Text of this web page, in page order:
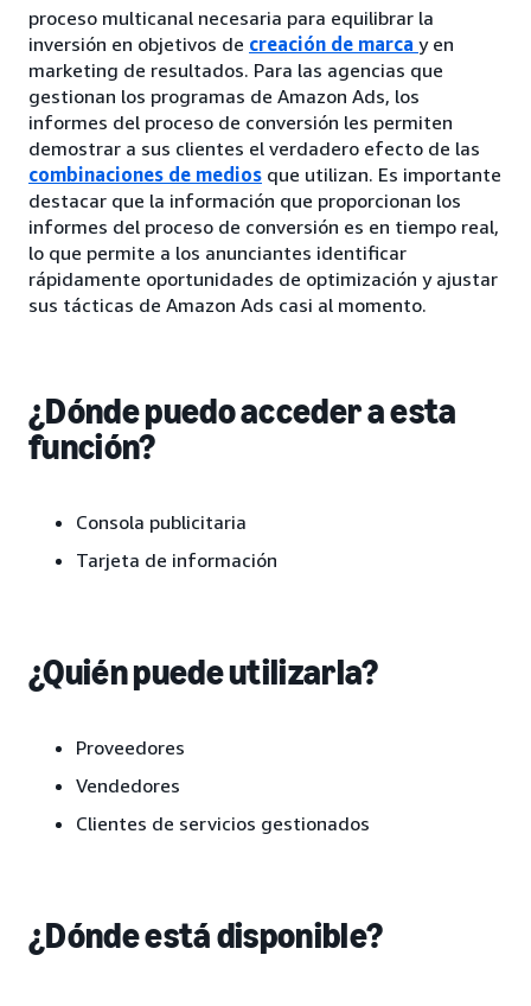
proceso multicanal necesaria para equilibrar la
inversión en objetivos de creación de marca y en
marketing de resultados. Para las agencias que
gestionan los programas de Amazon Ads, los
informes del proceso de conversión les permiten
demostrar a sus clientes el verdadero efecto de las
combinaciones de medios que utilizan. Es importante
destacar que la información que proporcionan los
informes del proceso de conversión es en tiempo real,
lo que permite a los anunciantes identificar
rápidamente oportunidades de optimización y ajustar
sus tácticas de Amazon Ads casi al momento.
¿Dónde puedo acceder a esta
función?
Consola publicitaria
Tarjeta de información
¿Quién puede utilizarla?
Proveedores
Vendedores
Clientes de servicios gestionados
¿Dónde está disponible?